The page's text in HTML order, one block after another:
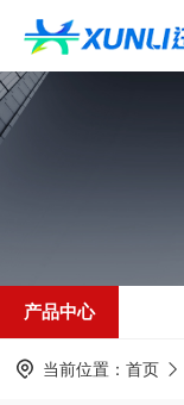
产品中心
当前位置： 首页